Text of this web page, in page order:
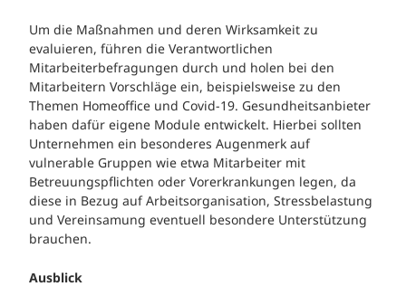
Um die Maßnahmen und deren Wirksamkeit zu
evaluieren, führen die Verantwortlichen
Mitarbeiterbefragungen durch und holen bei den
Mitarbeitern Vorschläge ein, beispielsweise zu den
Themen Homeoffice und Covid-19. Gesundheitsanbieter
haben dafür eigene Module entwickelt. Hierbei sollten
Unternehmen ein besonderes Augenmerk auf
vulnerable Gruppen wie etwa Mitarbeiter mit
Betreuungspflichten oder Vorerkrankungen legen, da
diese in Bezug auf Arbeitsorganisation, Stressbelastung
und Vereinsamung eventuell besondere Unterstützung
brauchen.
Ausblick